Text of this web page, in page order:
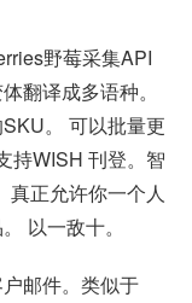
野莓采集API
翻译成多语种。
。 可以批量更
持WISH 刊登。智
真正允许你一个人
以一敌十。
邮件。类似于